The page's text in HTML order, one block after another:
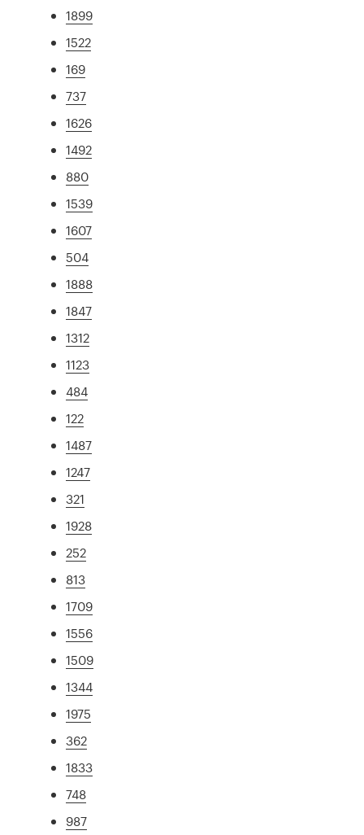
1899
1522
169
737
1626
1492
880
1539
1607
504
1888
1847
1312
1123
484
122
1487
1247
321
1928
252
813
1709
1556
1509
1344
1975
362
1833
748
987